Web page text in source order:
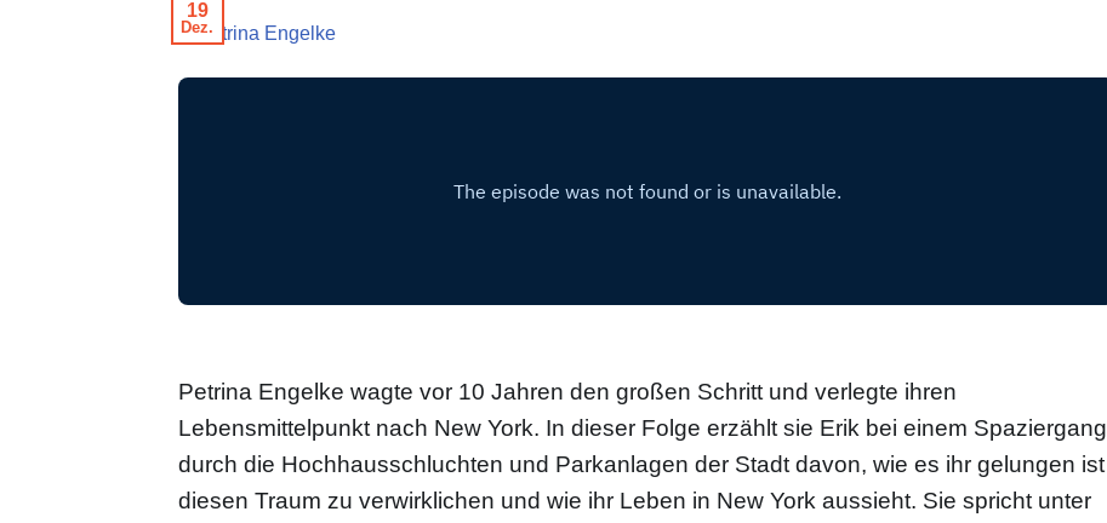
© Petrina Engelke
19
Dez.
Petrina Engelke wagte vor 10 Jahren den großen Schritt und verlegte ihren
Lebensmittelpunkt nach New York. In dieser Folge erzählt sie Erik bei einem Spaziergang
durch die Hochhausschluchten und Parkanlagen der Stadt davon, wie es ihr gelungen ist
diesen Traum zu verwirklichen und wie ihr Leben in New York aussieht. Sie spricht unter